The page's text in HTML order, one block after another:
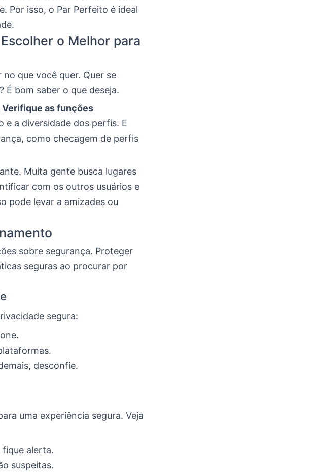
Por isso, o Par Perfeito é ideal
o Melhor para
que você quer. Quer se
bom saber o que deseja.
Verifique as funções
e a diversidade dos perfis. E
como checagem de perfis
Muita gente busca lugares
com os outros usuários e
pode levar a amizades ou
sobre segurança. Proteger
seguras ao procurar por
segura:
desconfie.
uma experiência segura. Veja
alerta.
suspeitas.